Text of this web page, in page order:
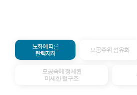
노화에 따른
탄력저하
모공주위 섬유화
모공속에 정체된
미세한 털구조